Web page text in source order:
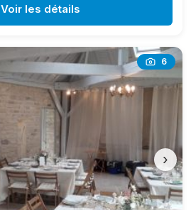
Voir les détails
6
›